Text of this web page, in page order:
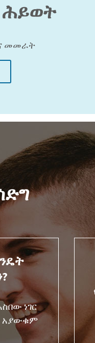
ሕይወት
መመራት
ነገር
አያውቁም